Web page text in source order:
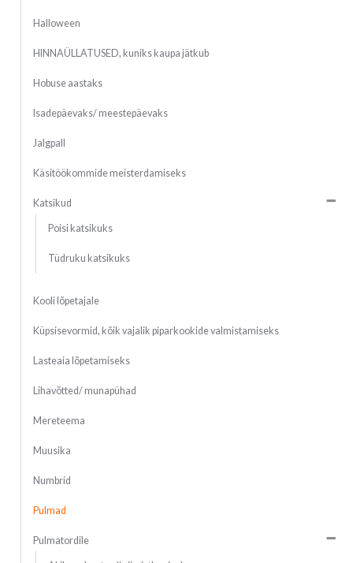
Halloween
HINNAÜLLATUSED, kuniks kaupa jätkub
Hobuse aastaks
Isadepäevaks/ meestepäevaks
Jalgpall
Käsitöökommide meisterdamiseks
Katsikud
Poisi katsikuks
Tüdruku katsikuks
Kooli lõpetajale
Küpsisevormid, kõik vajalik piparkookide valmistamiseks
Lasteaia lõpetamiseks
Lihavõtted/ munapühad
Mereteema
Muusika
Numbrid
Pulmad
Pulmatordile